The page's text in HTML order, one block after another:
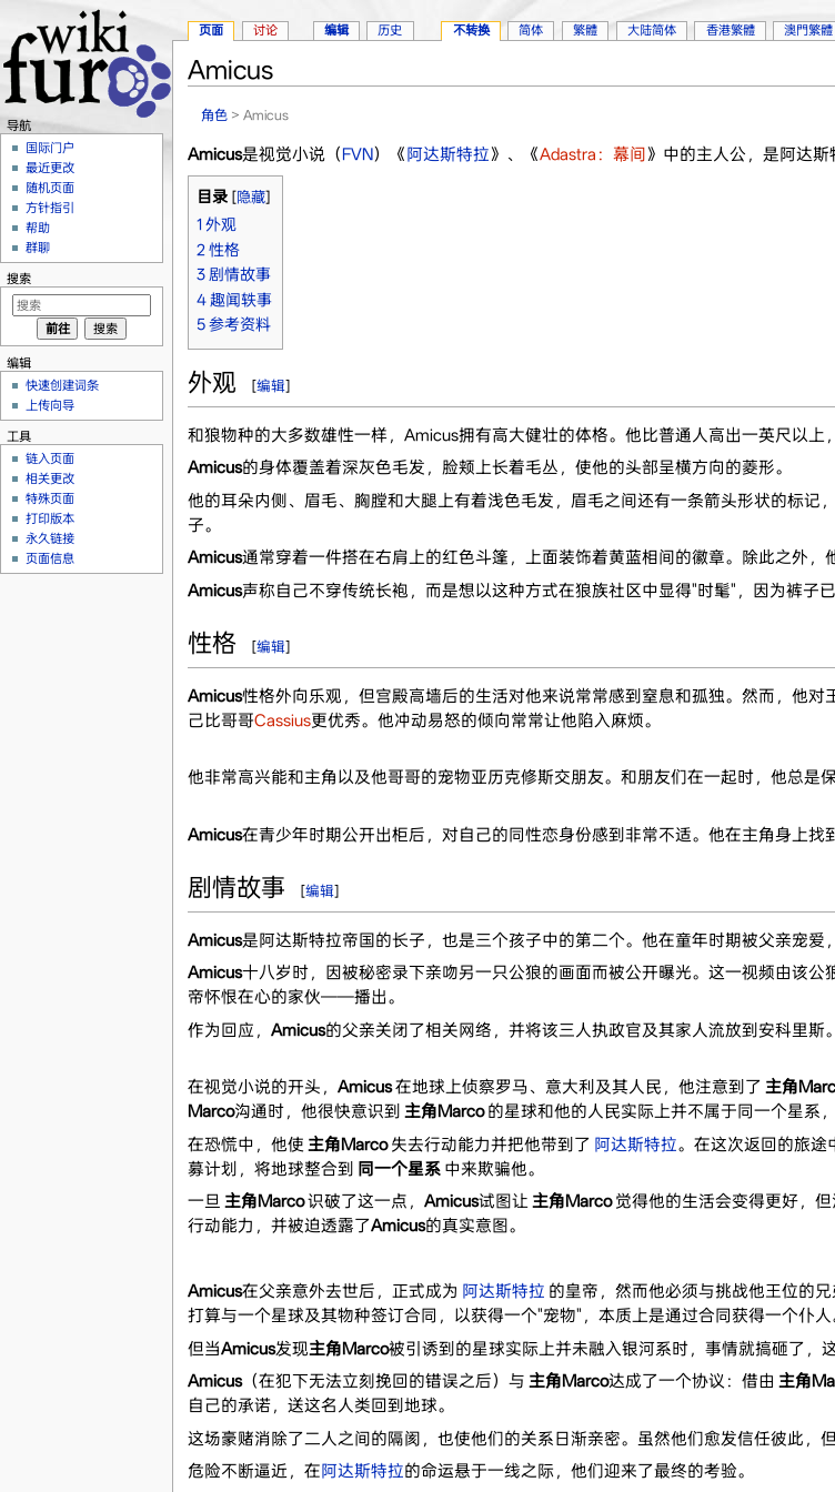
Amicus
角色 > Amicus
Amicus是视觉小说（FVN）《 阿达斯特拉》、《Adastra：幕间 》中的主人公，是阿达斯
目录[隐藏]
1 外观
2 性格
3 剧情故事
4 趣闻轶事
5 参考资料
外观 [编辑]
和狼物种的大多数雄性一样，Amicus拥有高大健壮的体格。他比普通人高出一英尺以上
Amicus的身体覆盖着深灰色毛发，脸颊上长着毛丛，使他的头部呈横方向的菱形。
他的耳朵内侧、眉毛、胸膛和大腿上有着浅色毛发，眉毛之间还有一条箭头形状的标记
子。
Amicus通常穿着一件搭在右肩上的红色斗篷，上面装饰着黄蓝相间的徽章。除此之外，
Amicus声称自己不穿传统长袍，而是想以这种方式在狼族社区中显得"时髦"，因为裤子
性格 [编辑]
Amicus性格外向乐观，但宫殿高墙后的生活对他来说常常感到窒息和孤独。然而，他
己比哥哥Cassius更优秀。他冲动易怒的倾向常常让他陷入麻烦。
他非常高兴能和主角以及他哥哥的宠物亚历克修斯交朋友。和朋友们在一起时，他总是
Amicus在青少年时期公开出柜后，对自己的同性恋身份感到非常不适。他在主角身上找
剧情故事 [编辑]
Amicus是阿达斯特拉帝国的长子，也是三个孩子中的第二个。他在童年时期被父亲宠爱
Amicus十八岁时，因被秘密录下亲吻另一只公狼的画面而被公开曝光。这一视频由该
帝怀恨在心的家伙——播出。
作为回应， Amicus的父亲关闭了相关网络，并将该三人执政官及其家人流放到安科里斯
在视觉小说的开头， Amicus在地球上侦察罗马、意大利及其人民，他注意到了 主角
Marco沟通时，他很快意识到 主角Marco的星球和他的人民实际上并不属于同一个星系
在恐慌中，他使 主角Marco失去行动能力并把他带到了 阿达斯特拉。在这次返回的旅途
募计划，将地球整合到 同一个星系中来欺骗他。
一旦 主角Marco识破了这一点， Amicus试图让 主角Marco觉得他的生活会变得更好，
行动能力，并被迫透露了Amicus的真实意图。
Amicus在父亲意外去世后，正式成为 阿达斯特拉 的皇帝，然而他必须与挑战他王位的兄
打算与一个星球及其物种签订合同，以获得一个"宠物"，本质上是通过合同获得一个仆人
但当Amicus发现主角Marco被引诱到的星球实际上并未融入银河系时，事情就搞砸了，
Amicus（在犯下无法立刻挽回的错误之后）与 主角Marco达成了一个协议：借由 主角
自己的承诺，送这名人类回到地球。
这场豪赌消除了二人之间的隔阂，也使他们的关系日渐亲密。虽然他们愈发信任彼此，
危险不断逼近，在阿达斯特拉的命运悬于一线之际，他们迎来了最终的考验。
页面 讨论 编辑 历史 不转换 简体 繁體 大陆简体 香港繁體 澳門繁體
导航
国际门户
最近更改
随机页面
方针指引
帮助
群聊
搜索
编辑
快速创建词条
上传向导
工具
链入页面
相关更改
特殊页面
打印版本
永久链接
页面信息